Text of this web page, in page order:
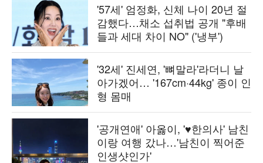
'57세' 엄정화, 신체 나이 20년 절
감했다…채소 섭취법 공개 "후배
들과 세대 차이 NO" ('냉부')
'32세' 진세연, '뼈말라'라더니 날
아가겠어… '167cm·44kg' 종이 인
형 몸매
'공개연애' 아옳이, '♥한의사' 남친
이랑 여행 갔나…'남친이 찍어준
인생샷인가'